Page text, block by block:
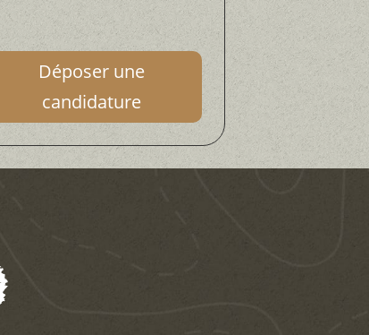
Déposer une
candidature